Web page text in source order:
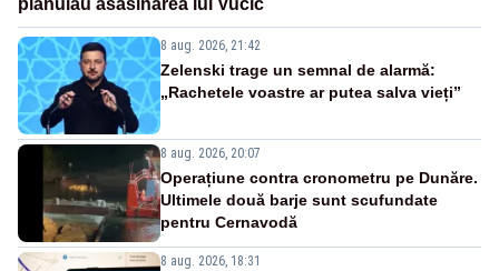
plănuiau asasinarea lui Vučić
8 aug. 2026, 21:42
Zelenski trage un semnal de alarmă:
„Rachetele voastre ar putea salva vieți”
8 aug. 2026, 20:07
Operațiune contra cronometru pe Dunăre.
Ultimele două barje sunt scufundate
pentru Cernavodă
8 aug. 2026, 18:31